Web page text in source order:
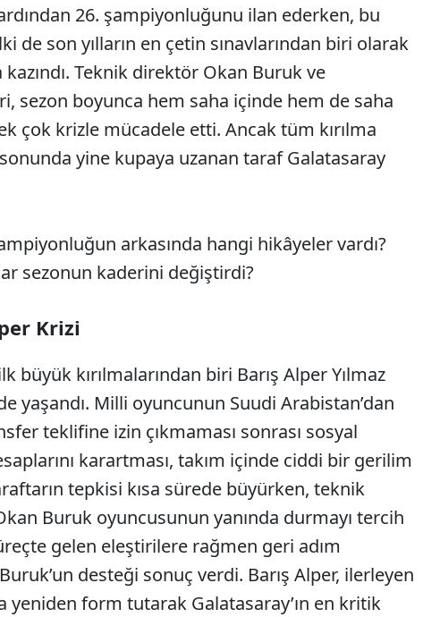
26. şampiyonluğunu ilan ederken, bu
de son yılların en çetin sınavlarından biri olarak
kazındı. Teknik direktör Okan Buruk ve
sezon boyunca hem saha içinde hem de saha
çok krizle mücadele etti. Ancak tüm kırılma
sonunda yine kupaya uzanan taraf Galatasaray
arkasında hangi hikâyeler vardı?
sezonun kaderini değiştirdi?
Krizi
büyük kırılmalarından biri Barış Alper Yılmaz
yaşandı. Milli oyuncunun Suudi Arabistan’dan
teklifine izin çıkmaması sonrası sosyal
karartması, takım içinde ciddi bir gerilim
tepkisi kısa sürede büyürken, teknik
Buruk oyuncusunun yanında durmayı tercih
gelen eleştirilere rağmen geri adım
desteği sonuç verdi. Barış Alper, ilerleyen
yeniden form tutarak Galatasaray’ın en kritik